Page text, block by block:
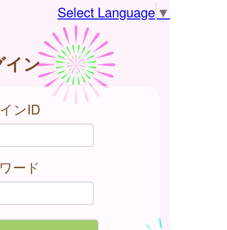
Select Language ▼
イン
ンID
ード